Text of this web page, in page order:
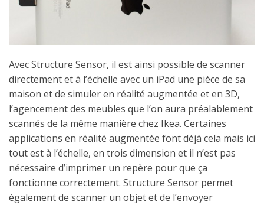
Avec Structure Sensor, il est ainsi possible de scanner
directement et à l’échelle avec un iPad une pièce de sa
maison et de simuler en réalité augmentée et en 3D,
l’agencement des meubles que l’on aura préalablement
scannés de la même manière chez Ikea. Certaines
applications en réalité augmentée font déjà cela mais ici
tout est à l’échelle, en trois dimension et il n’est pas
nécessaire d’imprimer un repère pour que ça
fonctionne correctement. Structure Sensor permet
également de scanner un objet et de l’envoyer